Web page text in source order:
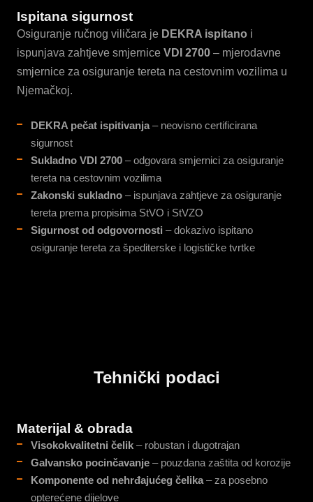
Ispitana sigurnost
Osiguranje ručnog viličara je DEKRA ispitano i
ispunjava zahtjeve smjernice VDI 2700 – mjerodavne
smjernice za osiguranje tereta na cestovnim vozilima u
Njemačkoj.
DEKRA pečat ispitivanja – neovisno certificirana
sigurnost
Sukladno VDI 2700 – odgovara smjernici za osiguranje
tereta na cestovnim vozilima
Zakonski sukladno – ispunjava zahtjeve za osiguranje
tereta prema propisima StVO i StVZO
Sigurnost od odgovornosti – dokazivo ispitano
osiguranje tereta za špediterske i logističke tvrtke
Tehnički podaci
Materijal & obrada
Visokokvalitetni čelik – robustan i dugotrajan
Galvansko pocinčavanje – pouzdana zaštita od korozije
Komponente od nehrđajućeg čelika – za posebno
opterećene dijelove